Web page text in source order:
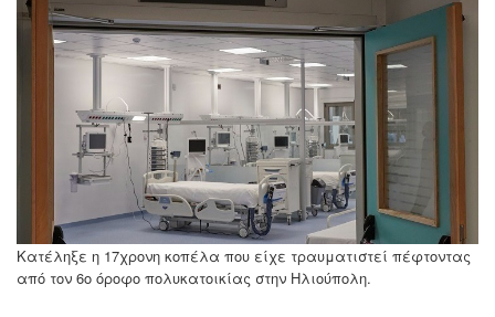
w14-
Κατέληξε η 17χρονη κοπέλα που είχε τραυματιστεί πέφτοντας
από τον 6ο όροφο πολυκατοικίας στην Ηλιούπολη.